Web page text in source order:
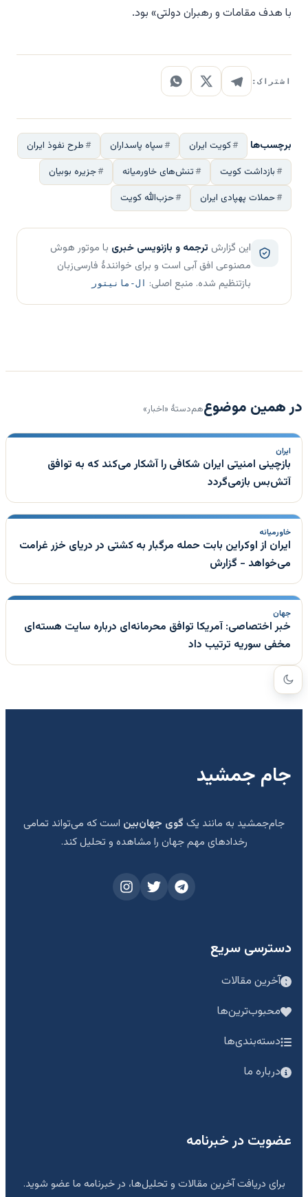
با هدف مقامات و رهبران دولتی» بود.
اشتراک:
برچسب‌ها کویت ایران سپاه پاسداران
طرح نفوذ ایران
بازداشت کویت
تنش‌های خاورمیانه
جزیره بوبیان
حملات پهپادی ایران
حزب‌الله کویت
این گزارش ترجمه و بازنویسی خبری با موتور هوش
مصنوعی افق آبی است و برای خوانندهٔ فارسی‌زبان
بازتنظیم شده. منبع اصلی:
ال-مانیتور
در همین موضوعهم‌دستهٔ «اخبار»
ایران
بازچینی امنیتی ایران شکافی را آشکار می‌کند که به توافق
آتش‌بس بازمی‌گردد
خاورمیانه
ایران از اوکراین بابت حمله مرگبار به کشتی در دریای خزر غرامت
می‌خواهد - گزارش
جهان
خبر اختصاصی: آمریکا توافق محرمانه‌ای درباره سایت هسته‌ای
مخفی سوریه ترتیب داد
جام جمشید
جام‌جمشید به مانند یک گوی جهان‌بین است که می‌تواند تمامی
رخدادهای مهم جهان را مشاهده و تحلیل کند.
دسترسی سریع
آخرین مقالات
محبوب‌ترین‌ها
دسته‌بندی‌ها
درباره ما
عضویت در خبرنامه
برای دریافت آخرین مقالات و تحلیل‌ها، در خبرنامه ما عضو شوید.